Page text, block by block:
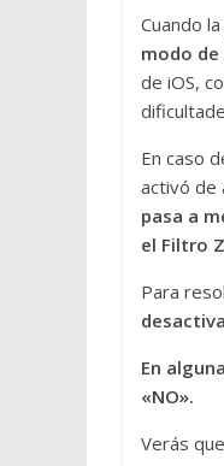
Cuando
modo
de iOS,
En caso
activó de
pasa a
el Filtro
Para
En
«NO».
Verás